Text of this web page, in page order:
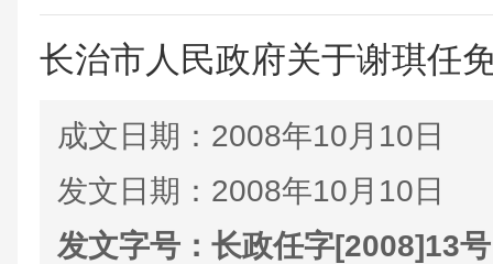
长治市人民政府关于谢琪任
成文日期： 2008年10月10日
发文日期： 2008年10月10日
发文字号： 长政任字[2008]13号